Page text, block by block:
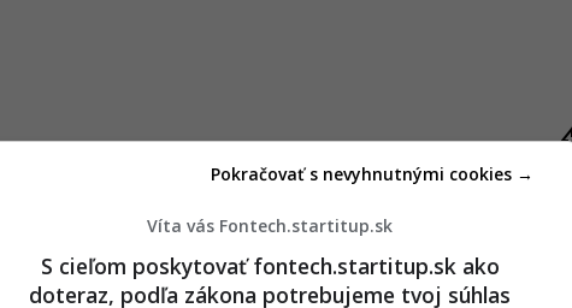
Víta vás Fontech.startitup.sk
S cieľom poskytovať fontech.startitup.sk ako
doteraz, podľa zákona potrebujeme tvoj súhlas
Pokračovať s nevyhnutnými cookies →